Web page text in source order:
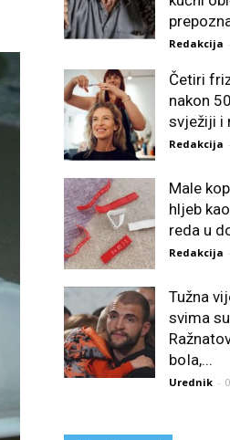
Redakcija -
Četiri
nakon
svježiji i
Redakcija -
Male
hljeb
reda u
Redakcija -
Tužna
svima
boIa,...
Urednik -